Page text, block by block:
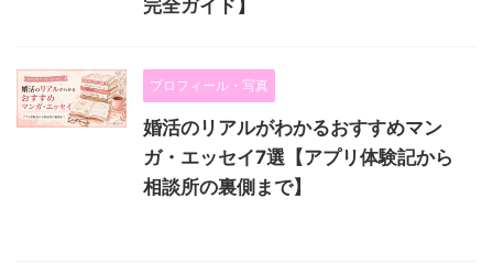
完全ガイド】
プロフィール・写真
婚活のリアルがわかるおすすめマン
ガ・エッセイ7選【アプリ体験記から
相談所の裏側まで】